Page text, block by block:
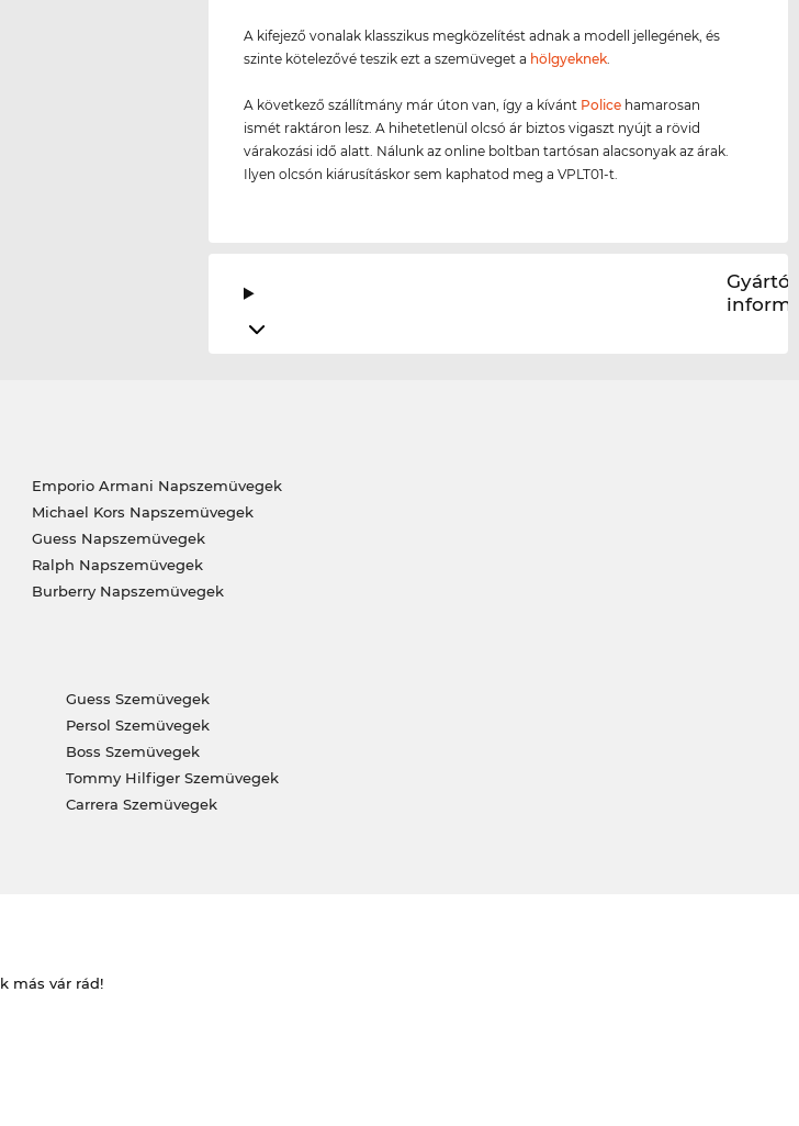
A kifejező vonalak klasszikus megközelítést adnak a modell jellegének, és
szinte kötelezővé teszik ezt a szemüveget a hölgyeknek.
A következő szállítmány már úton van, így a kívánt Police hamarosan
ismét raktáron lesz. A hihetetlenül olcsó ár biztos vigaszt nyújt a rövid
várakozási idő alatt. Nálunk az online boltban tartósan alacsonyak az árak.
Ilyen olcsón kiárusításkor sem kaphatod meg a VPLT01-t.
Gyártói
Emporio Armani Napszemüvegek
Michael Kors Napszemüvegek
Guess Napszemüvegek
Ralph Napszemüvegek
Burberry Napszemüvegek
Guess Szemüvegek
Persol Szemüvegek
Boss Szemüvegek
Tommy Hilfiger Szemüvegek
Carrera Szemüvegek
más vár rád!